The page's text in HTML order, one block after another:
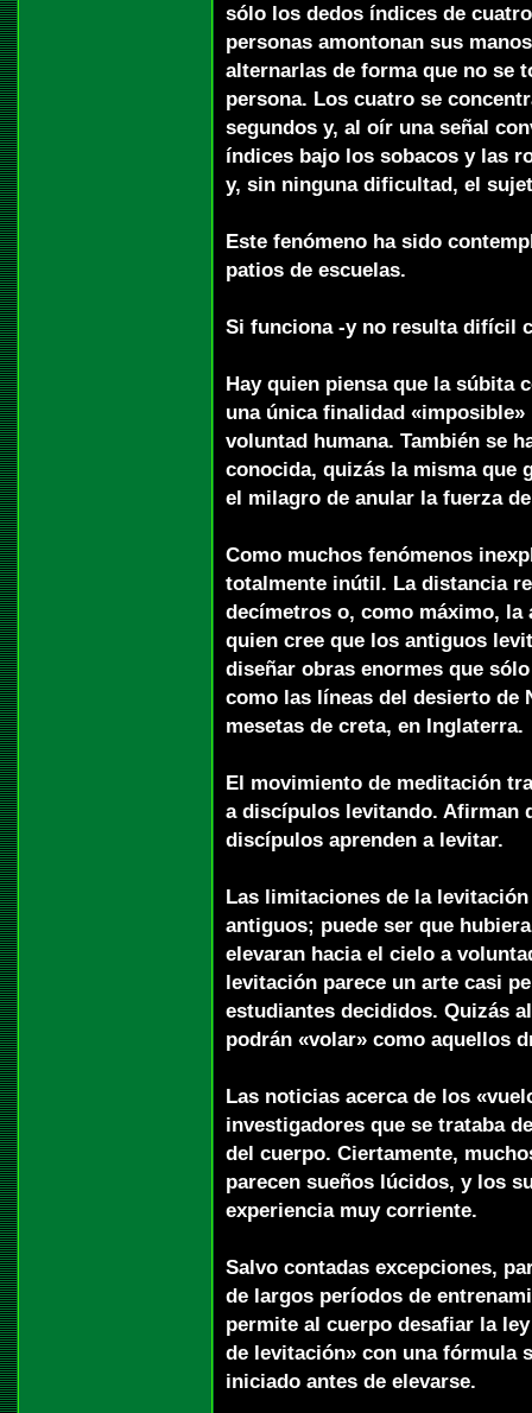
sólo los dedos índices de
personas amontonan sus
alternarlas de forma que no se
persona. Los cuatro se
segundos y, al oír una señal
índices bajo los sobacos y las
y, sin ninguna dificultad, el
Este fenómeno ha sido
patios de escuelas.
Si funciona -y no resulta difícil
Hay quien piensa que la súbita
una única finalidad
voluntad humana. También se
conocida, quizás la misma que
el milagro de anular la fuerza
Como muchos fenómenos
totalmente inútil. La distancia
decímetros o, como máximo, la
quien cree que los antiguos
diseñar obras enormes que
como las líneas del desierto de
mesetas de creta, en Inglaterra.
El movimiento de meditación
a discípulos levitando. Afirman
discípulos aprenden a levitar.
Las limitaciones de la
antiguos; puede ser que
elevaran hacia el cielo a
levitación parece un arte casi
estudiantes decididos. Quizás
podrán «volar» como aquellos
Las noticias acerca de los
investigadores que se trataba
del cuerpo. Ciertamente,
parecen sueños lúcidos, y los
experiencia muy corriente.
Salvo contadas excepciones,
de largos períodos de
permite al cuerpo desafiar la
de levitación» con una fórmula
iniciado antes de elevarse.